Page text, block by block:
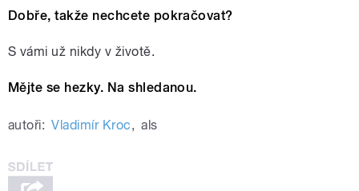
Dobře, takže nechcete pokračovat?
S vámi už nikdy v životě.
Mějte se hezky. Na shledanou.
autoři: Vladimír Kroc, als